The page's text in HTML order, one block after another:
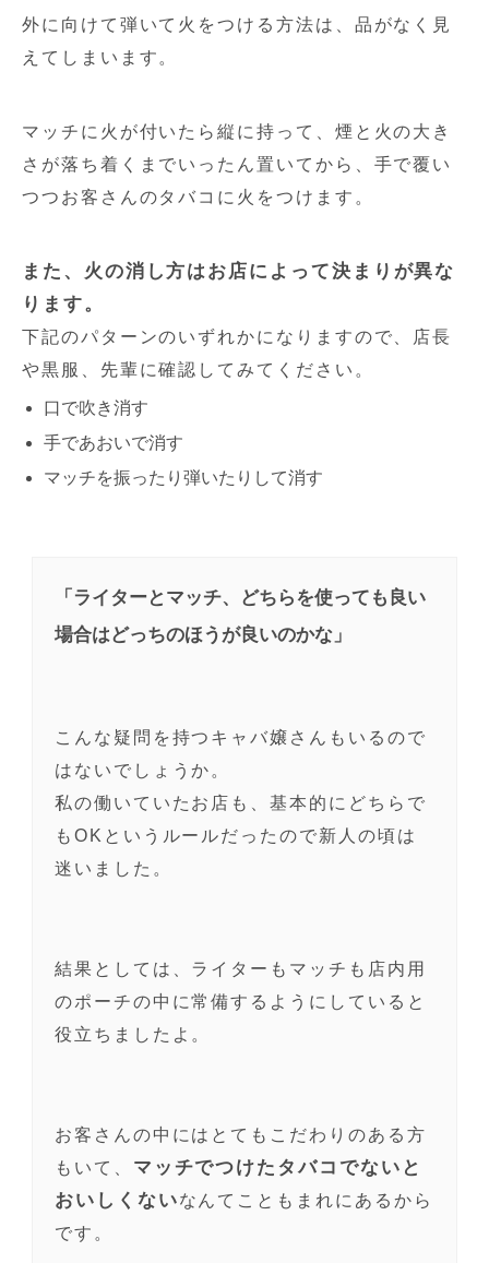
外に向けて弾いて火をつける方法は、品がなく見
えてしまいます。
マッチに火が付いたら縦に持って、煙と火の大き
さが落ち着くまでいったん置いてから、手で覆い
つつお客さんのタバコに火をつけます。
また、火の消し方はお店によって決まりが異な
ります。
下記のパターンのいずれかになりますので、店長
や黒服、先輩に確認してみてください。
口で吹き消す
手であおいで消す
マッチを振ったり弾いたりして消す
「ライターとマッチ、どちらを使っても良い
場合はどっちのほうが良いのかな」
こんな疑問を持つキャバ嬢さんもいるので
はないでしょうか。
私の働いていたお店も、基本的にどちらで
もOKというルールだったので新人の頃は
迷いました。
結果としては、ライターもマッチも店内用
のポーチの中に常備するようにしていると
役立ちましたよ。
お客さんの中にはとてもこだわりのある方
もいて、 マッチでつけたタバコでないと
おいしくないなんてこともまれにあるから
です。